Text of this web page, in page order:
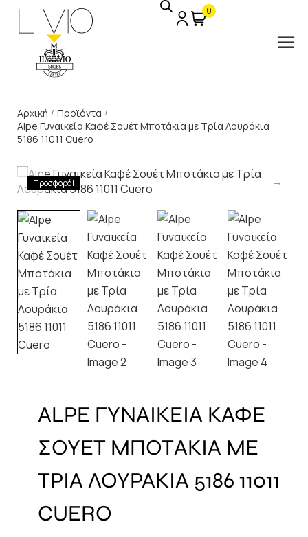
0
Αρχική / Προϊόντα /
Alpe Γυναικεία Καφέ Σουέτ Μποτάκια με Τρία Λουράκια
5186 11011 Cuero
Προσφορά!
ALPE ΓΥΝΑΙΚΕΙΑ ΚΑΦΕ
ΣΟΥΕΤ ΜΠΟΤΑΚΙΑ ΜΕ
ΤΡΙΑ ΛΟΥΡΑΚΙΑ 5186 11011
CUERO